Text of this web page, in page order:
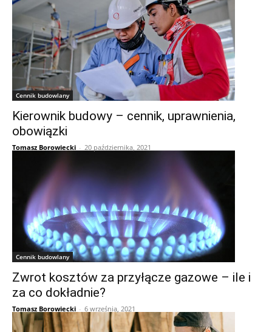
Cennik budowlany
Kierownik budowy – cennik, uprawnienia,
obowiązki
Tomasz Borowiecki - 20 października, 2021
Cennik budowlany
Zwrot kosztów za przyłącze gazowe – ile i
za co dokładnie?
Tomasz Borowiecki - 6 września, 2021